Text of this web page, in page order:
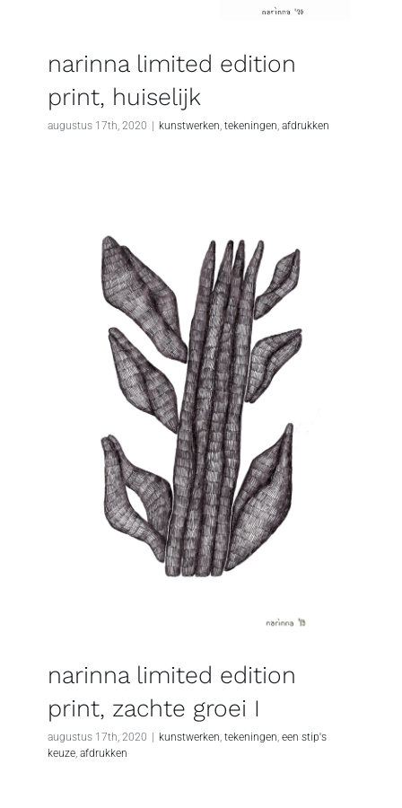
narinna limited edition
print, huiselijk
augustus 17th, 2020 kunstwerken, tekeningen, afdrukken
narinna limited edition
print, zachte groei I
augustus 17th, 2020 kunstwerken, tekeningen, een stip's
keuze, afdrukken